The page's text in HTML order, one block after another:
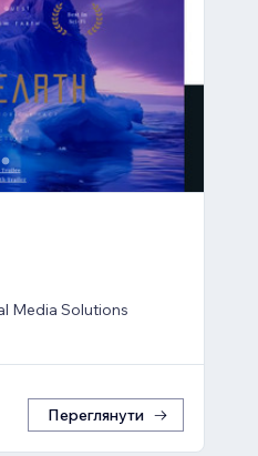
Media Solutions
Переглянути